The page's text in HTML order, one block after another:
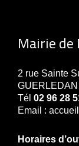
Mairie
2 rue Sainte
GUERLEDAN
Tél 02 96 28
Email :
Horaires